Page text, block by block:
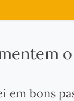
em bons